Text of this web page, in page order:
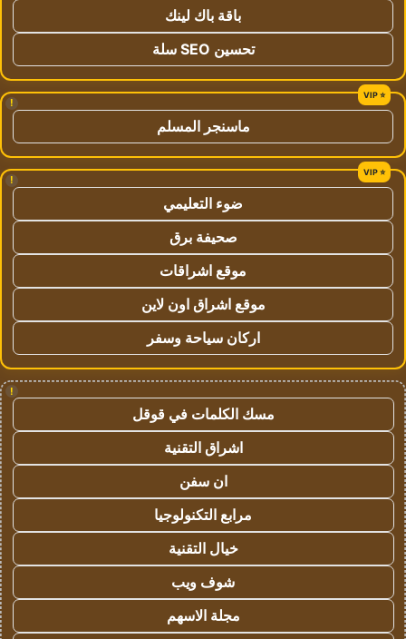
باقة باك لينك
تحسين SEO سلة
!
ماسنجر المسلم
!
ضوء التعليمي
صحيفة برق
موقع اشراقات
موقع اشراق اون لاين
اركان سياحة وسفر
!
مسك الكلمات في قوقل
اشراق التقنية
ان سفن
مرابع التكنولوجيا
خيال التقنية
شوف ويب
مجلة الاسهم